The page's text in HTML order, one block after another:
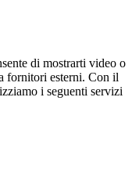
di mostrarti video o
fornitori esterni. Con il
i seguenti servizi